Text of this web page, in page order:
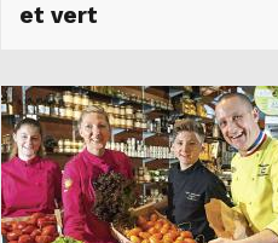
et vert